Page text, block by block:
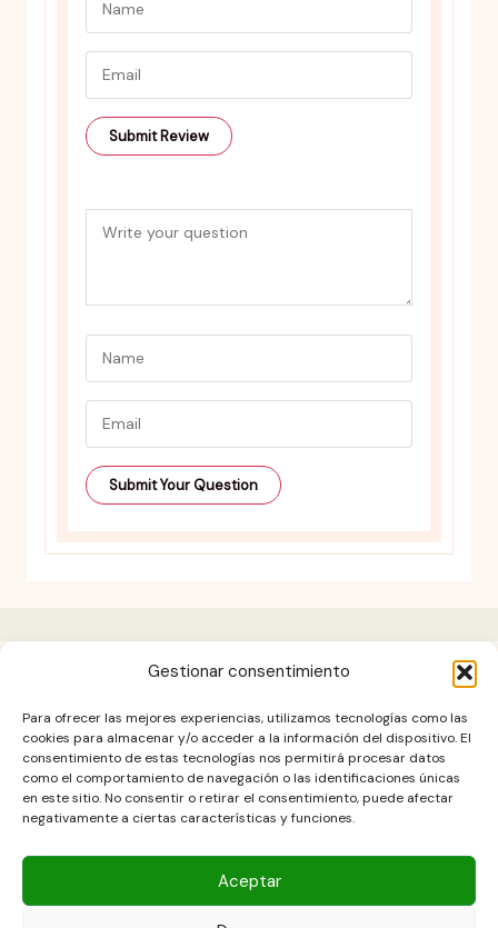
Gestionar consentimiento
Para ofrecer las mejores experiencias, utilizamos tecnologías como las
cookies para almacenar y/o acceder a la información del dispositivo. El
consentimiento de estas tecnologías nos permitirá procesar datos
como el comportamiento de navegación o las identificaciones únicas
en este sitio. No consentir o retirar el consentimiento, puede afectar
negativamente a ciertas características y funciones.
Aceptar
Aviso legal
Contacto
DESCARGO DE RESPONSABILIDAD
Política de cookies (UE)
POLÍTICA DE PRIVACIDAD